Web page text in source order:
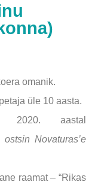
omanik.
üle 10 aasta.
2020. aastal
Novaturas’e
raamat – “Rikas